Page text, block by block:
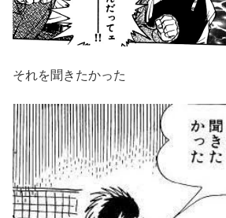
それを聞きたかった